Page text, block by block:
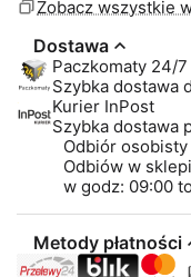
Zobacz wszystkie
Dostawa
Paczkomaty 24/
Szybka dostawa
Kurier InPost
Szybka dostawa
Odbiór
Odbiów w
w godz: 09:00
Metody płatności